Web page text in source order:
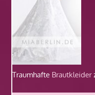
Traumhafte Brautkleider